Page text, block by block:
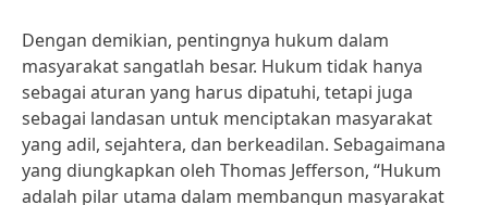
Dengan demikian, pentingnya hukum dalam
masyarakat sangatlah besar. Hukum tidak hanya
sebagai aturan yang harus dipatuhi, tetapi juga
sebagai landasan untuk menciptakan masyarakat
yang adil, sejahtera, dan berkeadilan. Sebagaimana
yang diungkapkan oleh Thomas Jefferson, “Hukum
adalah pilar utama dalam membangun masyarakat